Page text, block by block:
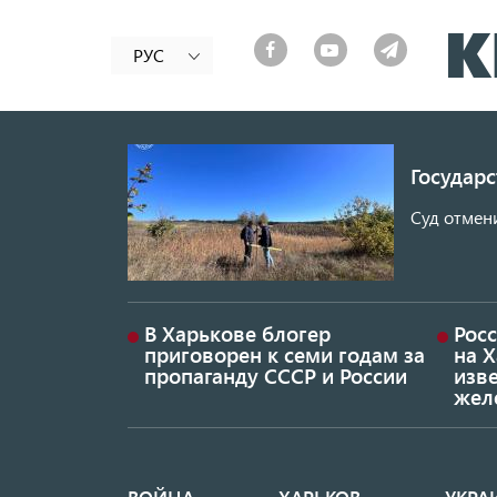
РУС
Суд
В Харькове блогер
приговорен к семи годам за
пропаганду СССР и России
на